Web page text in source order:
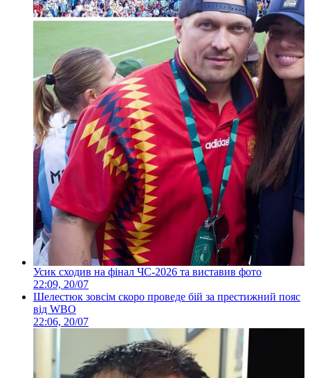
Усик сходив на фінал ЧС-2026 та виставив фото
22:09, 20/07
Шелестюк зовсім скоро проведе бій за престижний пояс
від WBO
22:06, 20/07